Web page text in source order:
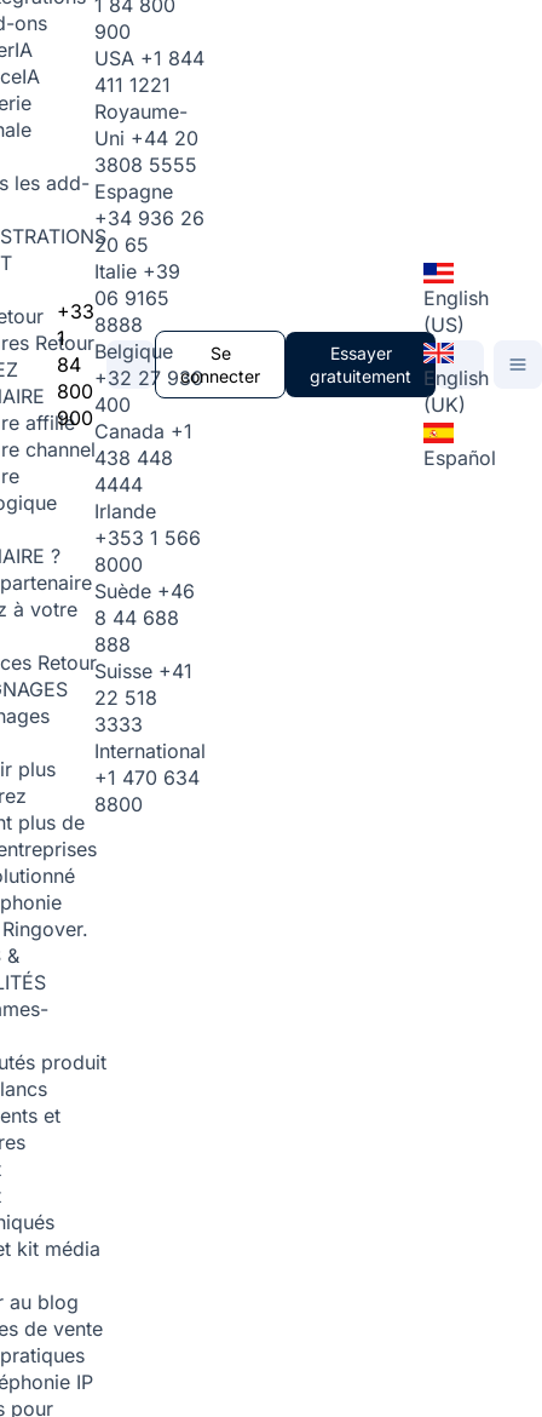
ons
IA
IA
les add-
Retour
affilié
channel
?
à votre
Retour
plus
plus de
&
produit
et
kit média
au blog
de vente
IP
pour
+33
1
84
800
900
900
USA +1 844
411 1221
Royaume-
Uni +44 20
3808 5555
Espagne
+34 936 26
20 65
Italie +39
06 9165
8888
Belgique
+32 27 930
400
Canada +1
438 448
4444
Irlande
+353 1 566
8000
Suède +46
8 44 688
888
Suisse +41
22 518
3333
International
+1 470 634
8800
Se
connecter
Essayer
gratuitement
English
(US)
English
(UK)
Español